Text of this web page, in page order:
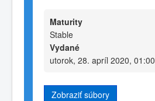
Maturity
Stable
Vydané
utorok, 28. apríl 2020, 01:00
Zobraziť súbory